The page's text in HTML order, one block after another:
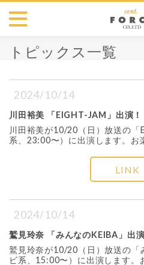
トピックス一覧
2024/10/14
川田裕美 「EIGHT-JAM」出演！
川田裕美が10/20（日）放送の
系、23:00〜）に出演します。お
LINK
2024/10/14
鷲見玲奈 「みんなのKEIBA」出演
鷲見玲奈が10/20（日）放送の「
ビ系、15:00〜）に出演します。